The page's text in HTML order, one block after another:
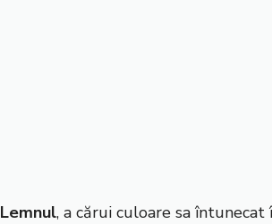
Lemnul, a cărui culoare sa